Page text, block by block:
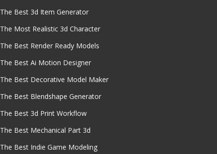
The Best 3d Item Generator
The Most Realistic 3d Character
The Best Render Ready Models
The Best Ai Motion Designer
The Best Decorative Model Maker
The Best Blendshape Generator
The Best 3d Print Workflow
The Best Mechanical Part 3d
The Best Indie Game Modeling